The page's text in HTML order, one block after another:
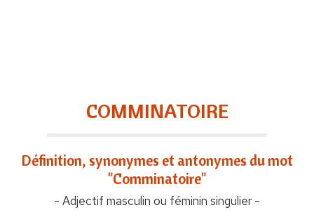
COMMINATOIRE
Définition, synonymes et antonymes du mot
"Comminatoire"
- Adjectif masculin ou féminin singulier -